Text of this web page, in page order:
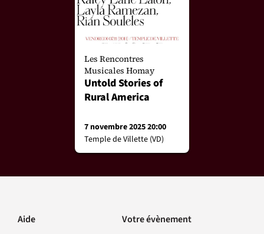
Les Rencontres
Musicales Homay
Untold Stories of
Rural America
7 novembre 2025 20:00
Temple de Villette (VD)
Aide
Votre évènement